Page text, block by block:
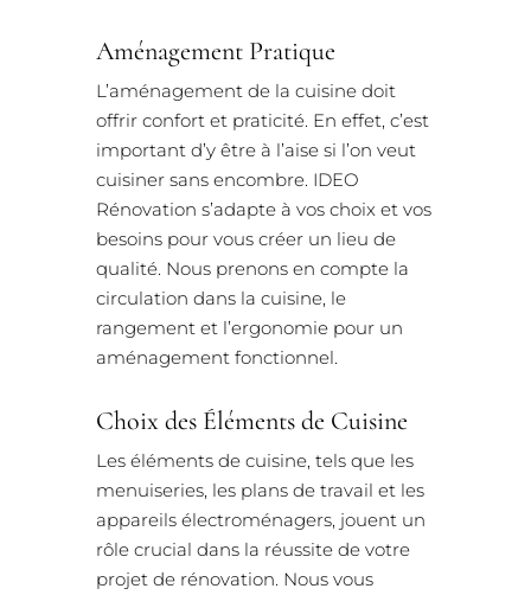
Aménagement Pratique
L’aménagement de la cuisine doit
offrir confort et praticité. En effet, c’est
important d’y être à l’aise si l’on veut
cuisiner sans encombre. IDEO
Rénovation s’adapte à vos choix et vos
besoins pour vous créer un lieu de
qualité. Nous prenons en compte la
circulation dans la cuisine, le
rangement et l’ergonomie pour un
aménagement fonctionnel.
Choix des Éléments de Cuisine
Les éléments de cuisine, tels que les
menuiseries, les plans de travail et les
appareils électroménagers, jouent un
rôle crucial dans la réussite de votre
projet de rénovation. Nous vous